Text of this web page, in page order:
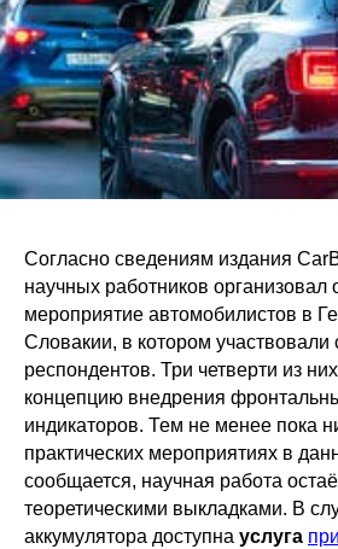
Согласно сведениям издания
научных работников организовал
мероприятие автомобилистов в
Словакии, в котором
респондентов. Три четверти из
концепцию внедрения
индикаторов. Тем не менее пока
практических мероприятиях в
сообщается, научная работа
теоретическими выкладками. В
аккумулятора доступна услуга